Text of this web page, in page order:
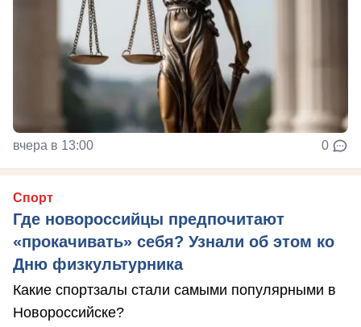
вчера в 13:00 0
Спорт
Где новороссийцы предпочитают
«прокачивать» себя? Узнали об этом ко
Дню физкультурника
Какие спортзалы стали самыми популярными в
Новороссийске?